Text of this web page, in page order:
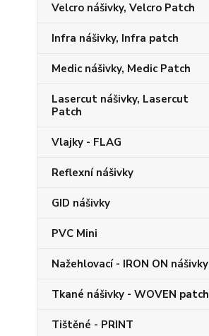
Velcro nášivky, Velcro Patch
Infra nášivky, Infra patch
Medic nášivky, Medic Patch
Lasercut nášivky, Lasercut
Patch
Vlajky - FLAG
Reflexní nášivky
GID nášivky
PVC Mini
Nažehlovací - IRON ON nášivky
Tkané nášivky - WOVEN patch
Tištěné - PRINT